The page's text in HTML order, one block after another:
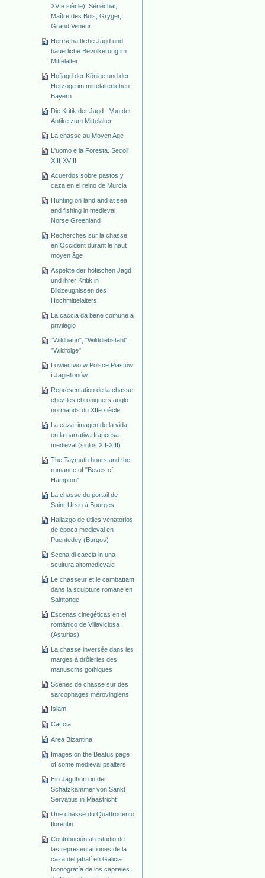
XVIe siècle). Sénéchal,
Maître des Bois, Gryger,
Grand Veneur
Herrschaftliche Jagd und
bäuerliche Bevölkerung im
Mittelalter
Hofjagd der Könige und der
Herzöge im mittelalterlichen
Bayern
Die Kritik der Jagd - Von der
Antike zum Mittelalter
La chasse au Moyen Age
L'uomo e la Foresta. Secoli
XIII-XVIII
Acuerdos sobre pastos y
caza en el reino de Murcia
Hunting on land and at sea
and fishing in medieval
Norse Greenland
Recherches sur la chasse
en Occident durant le haut
moyen âge
Aspekte der höfischen Jagd
und ihrer Kritik in
Bildzeugnissen des
Hochmittelalters
La caccia da bene comune a
privilegio
"Wildbann", "Wilddiebstahl",
"Wildfolge"
Lowiectwo w Polsce Piastów
ì Jagiellonów
Représentation de la chasse
chez les chroniquers anglo-
normands du XIIe siècle
La caza, imagen de la vida,
en la narrativa francesa
medieval (siglos XII-XIII)
The Taymuth hours and the
romance of "Beves of
Hampton"
La chasse du portail de
Saint-Ursin à Bourges
Hallazgo de útiles venatorios
de época medieval en
Puentedey (Burgos)
Scena di caccia in una
scultura altomedievale
Le chasseur et le cambattant
dans la sculpture romane en
Saintonge
Escenas cinegéticas en el
románico de Villaviciosa
(Asturias)
La chasse inversée dans les
marges à drôleries des
manuscrits gothiques
Scènes de chasse sur des
sarcophages mérovingiens
Islam
Caccia
Area Bizantina
Images on the Beatus page
of some medieval psalters
Ein Jagdhorn in der
Schatzkammer von Sankt
Servatius in Maastricht
Une chasse du Quattrocento
florentin
Contribución al estudio de
las representaciones de la
caza del jabalí en Galicia.
Iconografía de los capiteles